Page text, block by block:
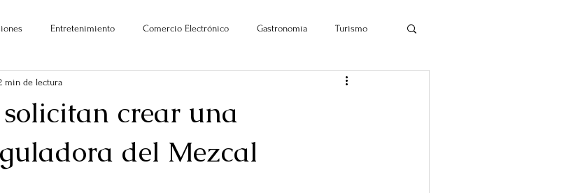
Entretenimiento Comercio Electrónico Gastronomía Turismo
crear una
del Mezcal
min de lectura